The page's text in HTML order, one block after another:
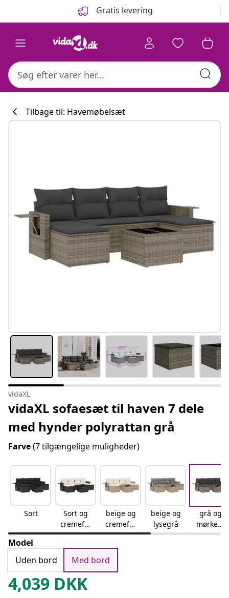
Gratis levering
#sharemevidaxl
Tilbage til: Havemøbelsæt
vidaXL
vidaXL sofaesæt til haven 7 dele
med hynder polyrattan grå
Farve(7 tilgængelige muligheder)
Sort
Sort og
cremefar
vet
beige og
cremefar
vet
beige og
lysegrå
grå og
mørkegr
å
Model
Uden bord
Med bord
4,039 DKK